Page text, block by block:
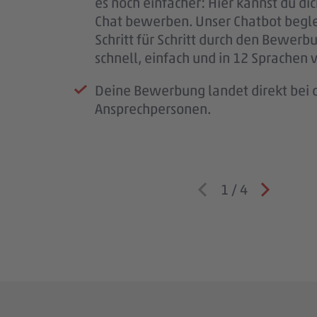
Chat bewerben. Unser Chatbot
Schritt für Schritt durch den
schnell, einfach und in 12 Sprachen
Deine Bewerbung landet direkt bei
Ansprechpersonen.
wichtig.
Wenn wir Rückfragen haben,
1 / 4